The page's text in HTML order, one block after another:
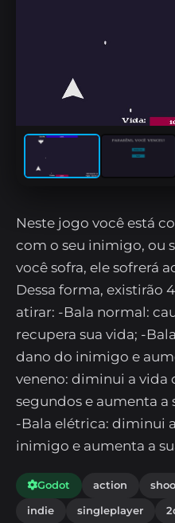
Neste jogo você está
com o seu inimigo, ou
você sofra, ele sofrerá
Dessa forma, existirão
atirar: -Bala normal:
recupera sua vida; -
dano do inimigo e
veneno: diminui a vida
segundos e aumenta a
-Bala elétrica: diminui
inimigo e aumenta a
Godot action
indie
singleplayer